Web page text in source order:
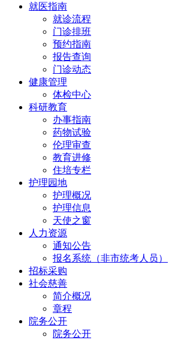
就医指南
就诊流程
门诊排班
预约指南
报告查询
门诊动态
健康管理
体检中心
科研教育
办事指南
药物试验
伦理审查
教育进修
住培专栏
护理园地
护理概况
护理信息
天使之窗
人力资源
通知公告
报名系统（非市统考人员）
招标采购
社会慈善
简介概况
章程
院务公开
院务公开